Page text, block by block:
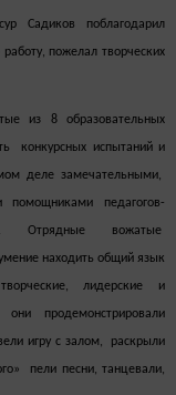
Садиков поблагодарил
пожелал творческих
из 8 образовательных
конкурсных испытаний и
деле замечательными,
помощниками педагогов-
Отрядные вожатые
находить общий язык
лидерские и
продемонстрировали
игру с залом, раскрыли
пели песни, танцевали,